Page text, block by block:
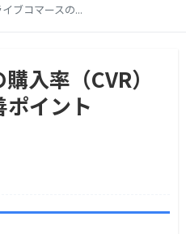
イブコマースの...
入率（CVR）
イント